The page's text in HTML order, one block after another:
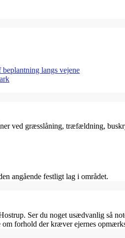
langs vejene
ved græsslåning, træfældning,
angående festligt lag i området.
Ser du noget usædvanlig så
om forhold der kræver ejernes